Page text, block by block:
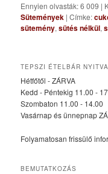
Ennyien olvasták: 6 009 |
Sütemények |Címke:
sütemény,sütés nélkül,
TEPSZI ÉTELBÁR
Hétfőtől - ZÁRVA
Kedd - Péntekig 11.00 -
Szombaton 11.00 - 14.00
Vasárnap és ünnepnap
Folyamatosan frissülő
BEMUTATKOZÁS